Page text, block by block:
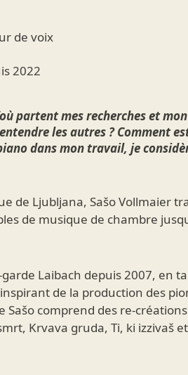
de voix
2022
partent mes recherches et
les autres ? Comment
dans mon travail, je
de Ljubljana, Sašo Vollmaier
de musique de chambre
Laibach depuis 2007, en
de la production des
comprend des re-
Krvava gruda, Ti, ki izzivaš